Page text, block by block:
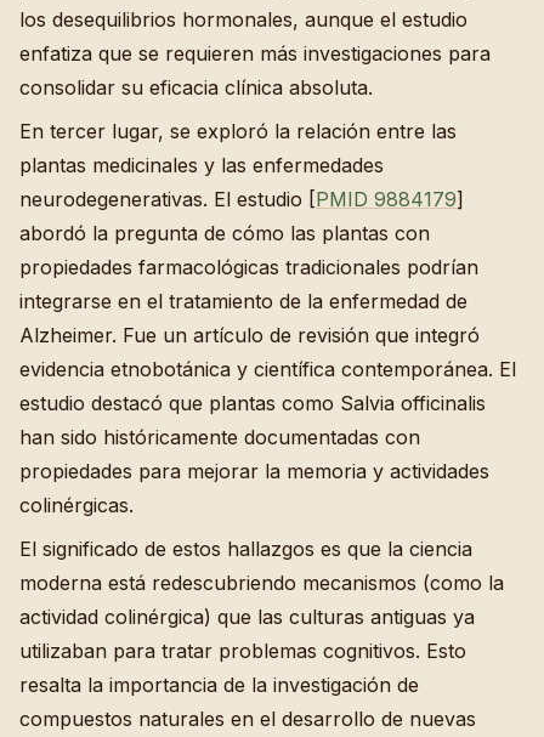
los desequilibrios hormonales, aunque el estudio
enfatiza que se requieren más investigaciones para
consolidar su eficacia clínica absoluta.
En tercer lugar, se exploró la relación entre las
plantas medicinales y las enfermedades
neurodegenerativas. El estudio [PMID 9884179]
abordó la pregunta de cómo las plantas con
propiedades farmacológicas tradicionales podrían
integrarse en el tratamiento de la enfermedad de
Alzheimer. Fue un artículo de revisión que integró
evidencia etnobotánica y científica contemporánea. El
estudio destacó que plantas como Salvia officinalis
han sido históricamente documentadas con
propiedades para mejorar la memoria y actividades
colinérgicas.
El significado de estos hallazgos es que la ciencia
moderna está redescubriendo mecanismos (como la
actividad colinérgica) que las culturas antiguas ya
utilizaban para tratar problemas cognitivos. Esto
resalta la importancia de la investigación de
compuestos naturales en el desarrollo de nuevas